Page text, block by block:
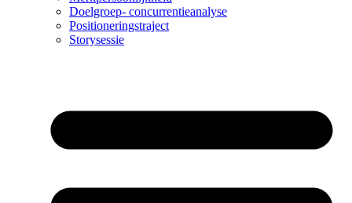
Doelgroep- concurrentieanalyse
Positioneringstraject
Storysessie